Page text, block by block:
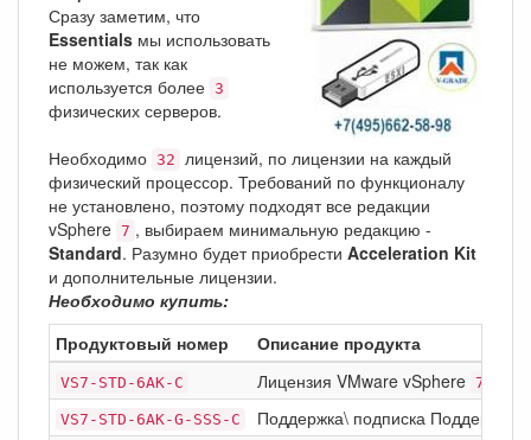
Сразу заметим, что
Essentials мы использовать
не можем, так как
используется более 3
физических серверов.
Необходимо 32
лицензий, по лицензии на каждый
физический процессор. Требований по функционалу
не установлено, поэтому подходят все редакции
vSphere 7 , выбираем минимальную редакцию -
Standard. Разумно будет приобрести Acceleration Kit
и дополнительные лицензии.
Необходимо купить:
Продуктовый номер
Описание продукта
VS7-STD-6AK-C Лицензия VMware vSphere 7
VS7-STD-6AK-G-SSS-C Поддержка\ подписка